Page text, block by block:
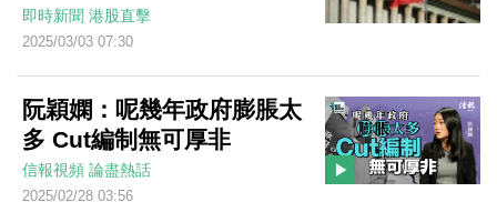
即時新聞 港股直擊
2025/03/03 07:30
阮穎嫻：呢幾年政府膨脹太
多 Cut編制無可厚非
信報視頻 論盡熱話
2025/02/28 03:56